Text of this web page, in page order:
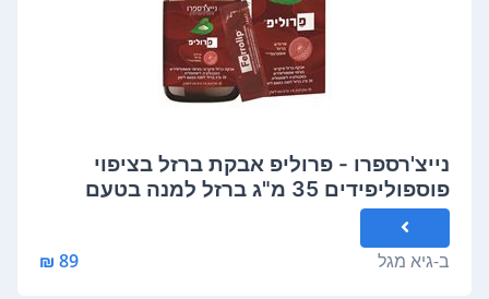
נייצ'רספרו - פרוליפ אבקת ברזל בציפוי
פוספוליפידים 35 מ"ג ברזל למנה בטעם
לימון 54 גרם Nature'sPro Ferollip
ב-גיא מגל 89 ₪